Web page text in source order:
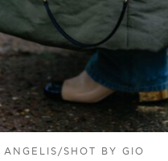
ANGELIS/SHOT BY GIO